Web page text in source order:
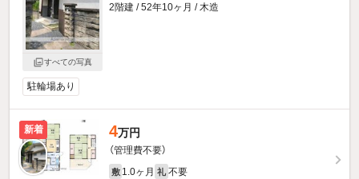
すべての写真
2階建 / 52年10ヶ月 / 木造
駐輪場あり
新着 4万円
（管理費不要）
敷 1.0ヶ月 礼 不要